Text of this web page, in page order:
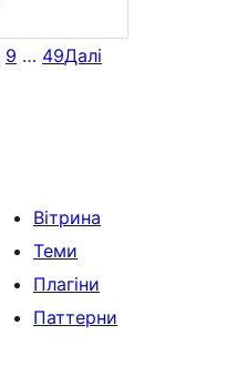
9 … 49Далі
Вітрина
Теми
Плагіни
Паттерни